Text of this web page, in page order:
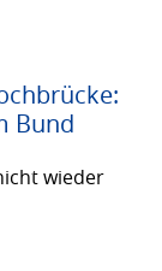
Bund
wieder